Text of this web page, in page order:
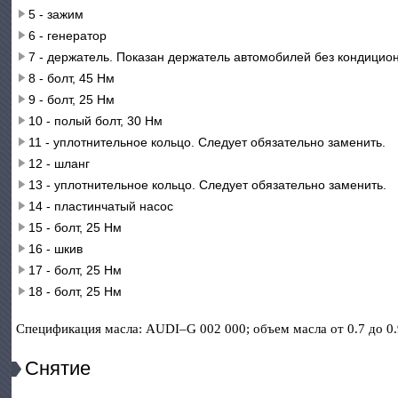
5 - зажим
6 - генератор
7 - держатель. Показан держатель автомобилей без
8 - болт, 45 Нм
9 - болт, 25 Нм
10 - полый болт, 30 Нм
11 - уплотнительное кольцо. Следует обязательно заменить.
12 - шланг
13 - уплотнительное кольцо. Следует обязательно заменить.
14 - пластинчатый насос
15 - болт, 25 Нм
16 - шкив
17 - болт, 25 Нм
18 - болт, 25 Нм
Спецификация масла: AUDI–G 002 000; объем масла от 0.7 до
Снятие